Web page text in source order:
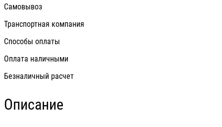
Самовывоз
Транспортная компания
Способы оплаты
Оплата наличными
Безналичный расчет
Описание